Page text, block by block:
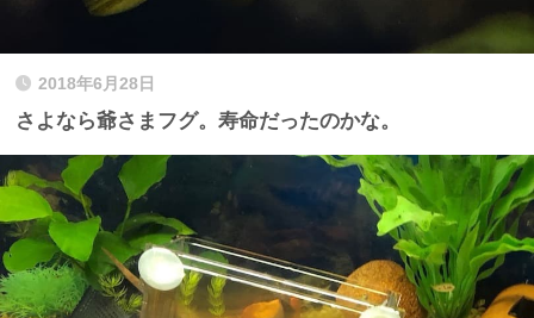
2018年6月28日
さよなら爺さまフグ。寿命だったのかな。